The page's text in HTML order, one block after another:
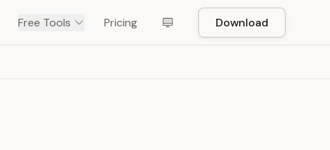
Free Tools Pricing Download